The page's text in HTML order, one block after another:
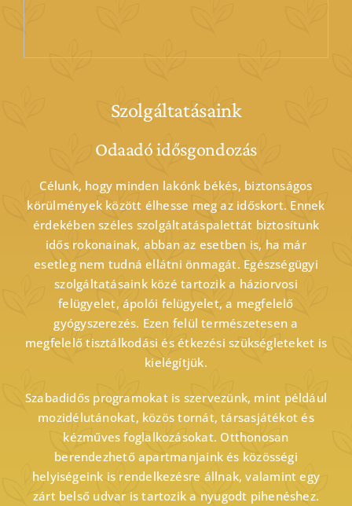
Szolgáltatásaink
Odaadó idősgondozás
Célunk, hogy minden lakónk békés, biztonságos
körülmények között élhesse meg az időskort. Ennek
érdekében széles szolgáltatáspalettát biztosítunk
idős rokonainak, abban az esetben is, ha már
esetleg nem tudná ellátni önmagát. Egészségügyi
szolgáltatásaink közé tartozik a háziorvosi
felügyelet, ápolói felügyelet, a megfelelő
gyógyszerezés. Ezen felül természetesen a
megfelelő tisztálkodási és étkezési szükségleteket is
kielégítjük.
Szabadidős programokat is szervezünk, mint például
mozidélutánokat, közös tornát, társasjátékot és
kézműves foglalkozásokat. Otthonosan
berendezhető apartmanjaink és közösségi
helyiségeink is rendelkezésre állnak, valamint egy
zárt belső udvar is tartozik a nyugodt pihenéshez.